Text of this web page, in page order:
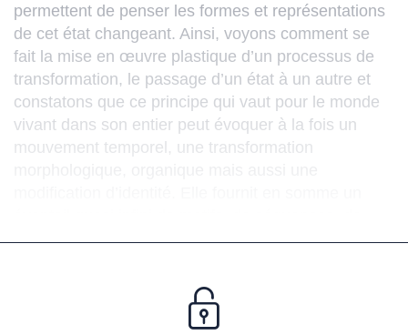
permettent de penser les formes et représentations
de cet état changeant. Ainsi, voyons comment se
fait la mise en œuvre plastique d’un processus de
transformation, le passage d’un état à un autre et
constatons que ce principe qui vaut pour le monde
vivant dans son entier peut évoquer à la fois un
mouvement temporel, une transformation
terrain de jeu pour les designers plasticiens.